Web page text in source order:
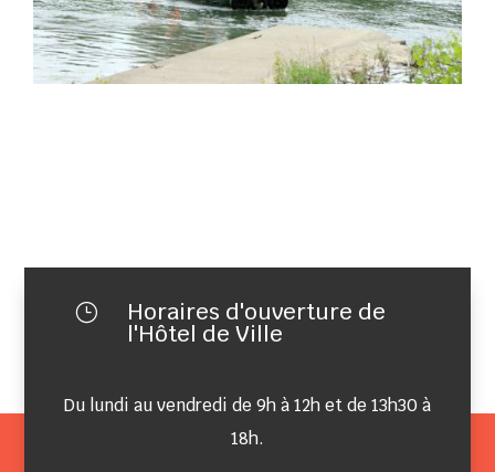
} Horaires d'ouverture de
l'Hôtel de Ville
Du lundi au vendredi de 9h à 12h et de 13h30 à
18h.